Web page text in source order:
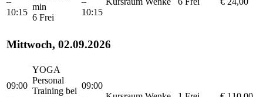
10:15
min
6 Frei
10:15
Mittwoch, 02.09.2026
09:00
YOGA
Personal
Training bei
09:00